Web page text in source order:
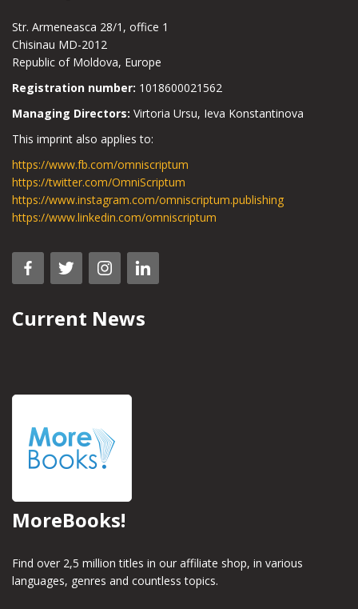
Str. Armeneasca 28/1, office 1
Chisinau MD-2012
Republic of Moldova, Europe
Registration number: 1018600021562
Managing Directors: Virtoria Ursu, Ieva Konstantinova
This imprint also applies to:
https://www.fb.com/omniscriptum
https://twitter.com/OmniScriptum
https://www.instagram.com/omniscriptum.publishing
https://www.linkedin.com/omniscriptum
Current News
MoreBooks!
Find over 2,5 million titles in our affiliate shop, in various
languages, genres and countless topics.